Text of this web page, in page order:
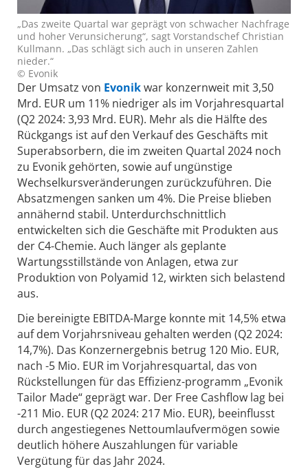
„Das zweite Quartal war geprägt von schwacher Nachfrage
und hoher Verunsicherung“, sagt Vorstandschef Christian
Kullmann. „Das schlägt sich auch in unseren Zahlen
nieder.“
© Evonik
Der Umsatz von Evonikwar konzernweit mit 3,50
Mrd. EUR um 11% niedriger als im Vorjahresquartal
(Q2 2024: 3,93 Mrd. EUR). Mehr als die Hälfte des
Rückgangs ist auf den Verkauf des Geschäfts mit
Superabsorbern, die im zweiten Quartal 2024 noch
zu Evonik gehörten, sowie auf ungünstige
Wechselkursveränderungen zurückzuführen. Die
Absatzmengen sanken um 4%. Die Preise blieben
annähernd stabil. Unterdurchschnittlich
entwickelten sich die Geschäfte mit Produkten aus
der C4-Chemie. Auch länger als geplante
Wartungsstillstände von Anlagen, etwa zur
Produktion von Polyamid 12, wirkten sich belastend
aus.
Die bereinigte EBITDA-Marge konnte mit 14,5% etwa
auf dem Vorjahrsniveau gehalten werden (Q2 2024:
14,7%). Das Konzernergebnis betrug 120 Mio. EUR,
nach -5 Mio. EUR im Vorjahresquartal, das von
Rückstellungen für das Effizienz-programm „Evonik
Tailor Made“ geprägt war. Der Free Cashflow lag bei
-211 Mio. EUR (Q2 2024: 217 Mio. EUR), beeinflusst
durch angestiegenes Nettoumlaufvermögen sowie
deutlich höhere Auszahlungen für variable
Vergütung für das Jahr 2024.